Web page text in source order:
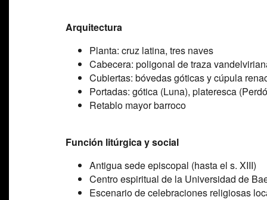
Arquitectura
Planta: cruz latina, tres naves
Cabecera: poligonal de traza
Cubiertas: bóvedas góticas y cúpula
Portadas: gótica (Luna), plateresca
Retablo mayor barroco
Función litúrgica y social
Antigua sede episcopal (hasta el s. XIII)
Centro espiritual de la Universidad de
Escenario de celebraciones religiosas